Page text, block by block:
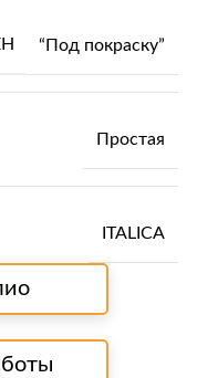
“Под покраску”
Простая
ITALICA